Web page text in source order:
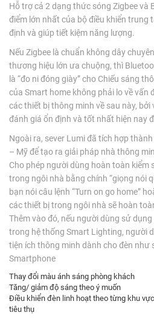
Hỗ trợ cả 2 dạng thức sóng Zigbee và
điểm lớn nhất của bộ điều khiển trung
định và giúp tiết kiệm năng lượng.
Nếu Zigbee là chuẩn không dây
thương hiệu lớn ưa chuộng, thì
là “đo ni đóng giày” cho Chiếu sáng
của Smart home không phải lo về vấn
các thiết bị thông minh về sau này,
đánh giá ổn định và tốt nhất hiện nay
Ngoài ra, sever Lumi đã tích hợp
– Mỹ để tạo ra giải pháp nhà thông
Cho phép người dùng hoàn toàn kiểm
trong ngôi nhà bằng chính “giọng nói
bạn nói câu lệnh “Turn on go home”
các thiết bị trong ngôi nhà sẽ hoàn
Thêm vào đó, nếu người dùng sử
trong hệ thống Smart Lighting, người
tiện ích thông minh dành cho đèn như
Smartphone
Thay đổi màu ánh sáng phòng khách
Tăng/ giảm độ sáng theo ý muốn
Điều khiển đèn linh hoạt theo từng khu
tiêu thụ